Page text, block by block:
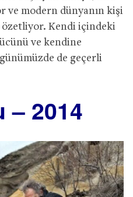
ve modern dünyanın kişi
özetliyor. Kendi içindeki
ve kendine
de geçerli
– 2014